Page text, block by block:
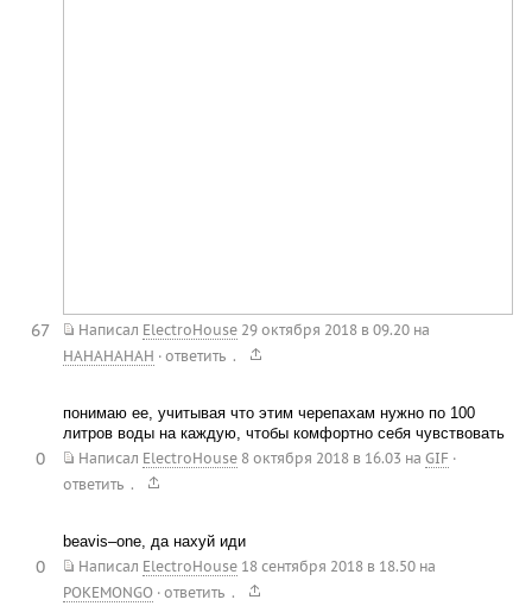
Написал ElectroHouse 29 октября 2018 в 09.20на
HAHAHAHAH · ответить .
67
понимаю ее, учитывая что этим черепахам нужно по 100
литров воды на каждую, чтобы комфортно себя чувствовать
Написал ElectroHouse 8 октября 2018 в 16.03 на GIF ·
ответить .
0
beavis–one, да нахуй иди
Написал ElectroHouse 18 сентября 2018 в 18.50на
POKEMONGO · ответить .
0